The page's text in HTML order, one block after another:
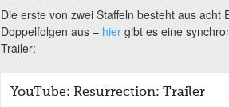
Die erste von zwei Staffeln besteht aus acht
Doppelfolgen aus – hiergibt es eine
Trailer:
YouTube: Resurrection: Trailer